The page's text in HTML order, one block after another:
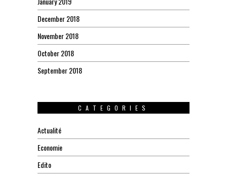
December 2018
November 2018
October 2018
September 2018
CATEGORIES
Actualité
Economie
Edito